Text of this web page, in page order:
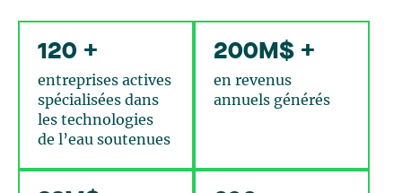
120 +
entreprises actives
spécialisées dans
les technologies
de l’eau soutenues
200M$ +
en revenus
annuels générés